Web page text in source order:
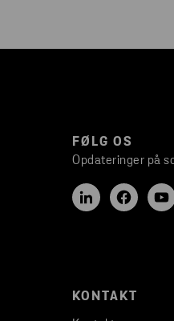
FØLG OS
Opdateringer på
KONTAKT